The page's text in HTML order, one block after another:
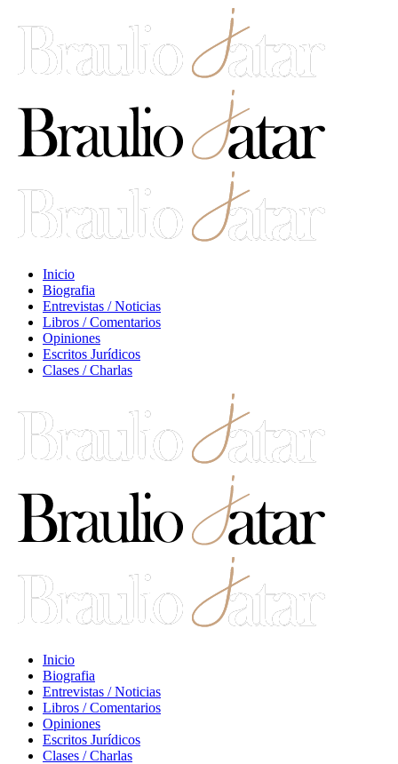
Inicio
Biografia
Entrevistas / Noticias
Libros / Comentarios
Opiniones
Escritos Jurídicos
Clases / Charlas
Inicio
Biografia
Entrevistas / Noticias
Libros / Comentarios
Opiniones
Escritos Jurídicos
Clases / Charlas